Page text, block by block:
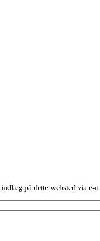
på dette websted via e-